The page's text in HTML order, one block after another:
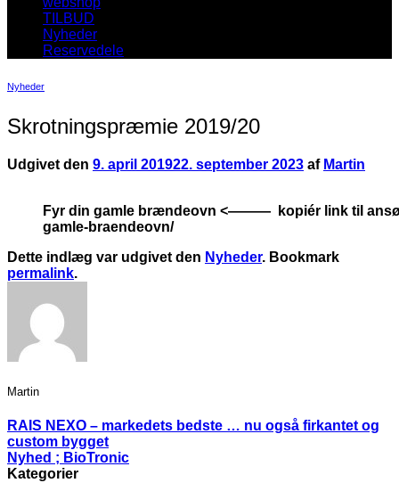
TILBUD
Nyheder
Reservedele
Nyheder
Skrotningspræmie 2019/20
Udgivet den 9. april 201922. september 2023 af Martin
Fyr din gamle brændeovn <——— kopiér link til
gamle-braendeovn/
Dette indlæg var udgivet den Nyheder. Bookmark
permalink.
Martin
RAIS NEXO – markedets bedste … nu også firkantet og
custom bygget
Nyhed ; BioTronic
Kategorier